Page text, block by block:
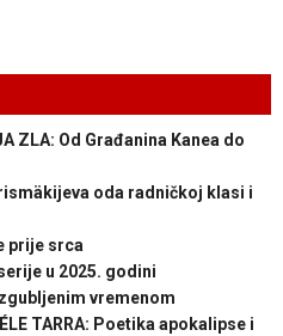
ZLA: Od Građanina Kanea do
oda radničkoj klasi i
prije srca
u 2025. godini
vremenom
TARRA: Poetika apokalipse i